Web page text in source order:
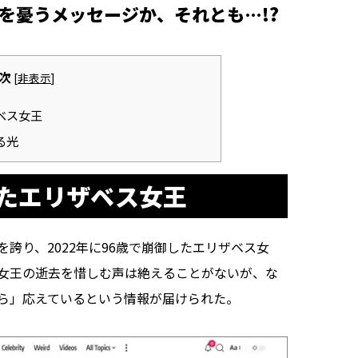
憂うメッセージか、それとも…!?
[非表示]
ス女王
光
エリザベス女王
り、2022年に96歳で崩御したエリザベス女
の逝去を惜しむ声は絶えることがないが、な
応えているという情報が届けられた。